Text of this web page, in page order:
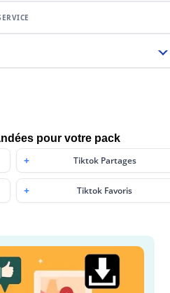
pour votre pack
Tiktok Partages
Tiktok Favoris